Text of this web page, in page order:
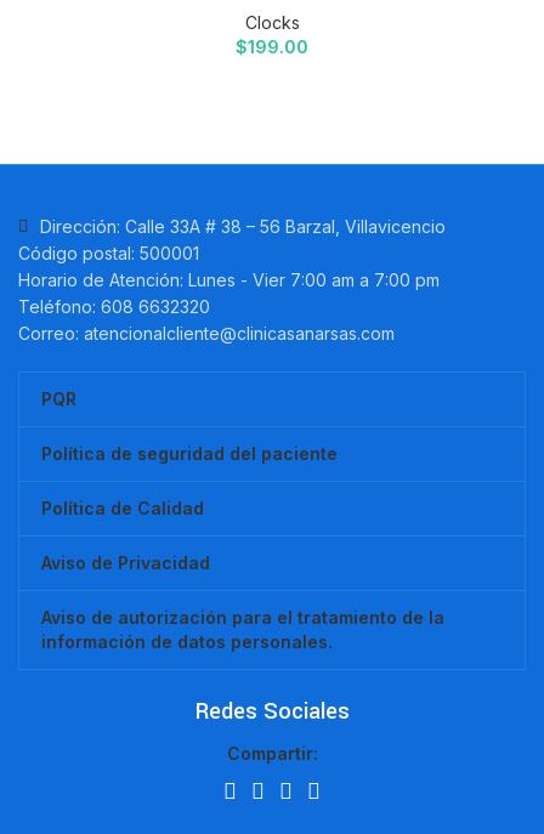
Clocks
$199.00
Dirección: Calle 33A # 38 – 56 Barzal, Villavicencio
Código postal: 500001
Horario de Atención: Lunes - Vier 7:00 am a 7:00 pm
Teléfono: 608 6632320
Correo: atencionalcliente@clinicasanarsas.com
PQR
Política de seguridad del paciente
Política de Calidad
Aviso de Privacidad
Aviso de autorización para el tratamiento de la
información de datos personales.
Redes Sociales
Compartir: